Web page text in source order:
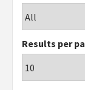
Results per